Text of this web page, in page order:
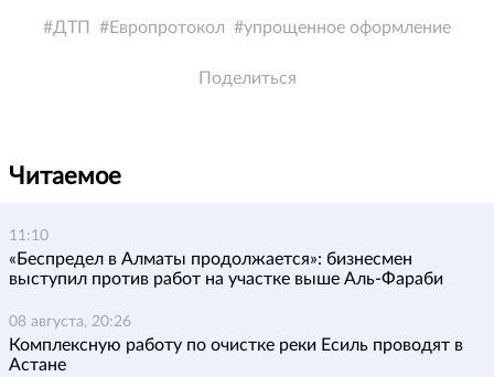
ДТП Европротокол упрощенное оформление
Поделиться
Читаемое
11:10
«Беспредел в Алматы продолжается»: бизнесмен
выступил против работ на участке выше Аль-Фараби
08 августа, 20:26
Комплексную работу по очистке реки Есиль проводят в
Астане